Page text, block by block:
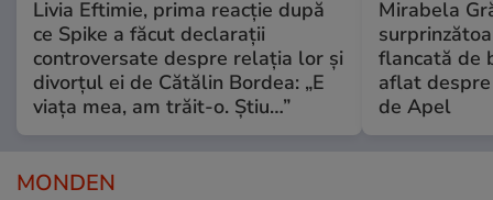
Livia Eftimie, prima reacție după
ce Spike a făcut declarații
controversate despre relația lor și
divorțul ei de Cătălin Bordea: „E
viața mea, am trăit-o. Știu…”
Mirabela
flancată de
aflat
de Apel
MONDEN